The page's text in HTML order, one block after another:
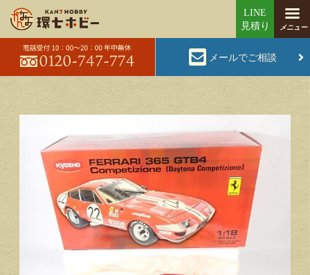
メールでご相談